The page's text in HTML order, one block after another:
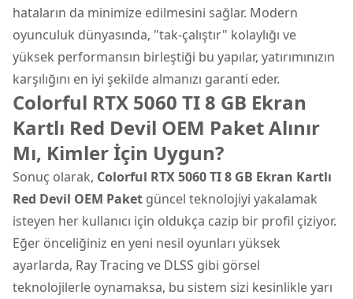
hataların da minimize edilmesini sağlar. Modern
oyunculuk dünyasında, "tak-çalıştır" kolaylığı ve
yüksek performansın birleştiği bu yapılar, yatırımınızın
karşılığını en iyi şekilde almanızı garanti eder.
Colorful RTX 5060 TI 8 GB Ekran
Kartlı Red Devil OEM Paket Alınır
Mı, Kimler İçin Uygun?
Sonuç olarak, Colorful RTX 5060 TI 8 GB Ekran Kartlı
Red Devil OEM Paket güncel teknolojiyi yakalamak
isteyen her kullanıcı için oldukça cazip bir profil çiziyor.
Eğer önceliğiniz en yeni nesil oyunları yüksek
ayarlarda, Ray Tracing ve DLSS gibi görsel
teknolojilerle oynamaksa, bu sistem sizi kesinlikle yarı